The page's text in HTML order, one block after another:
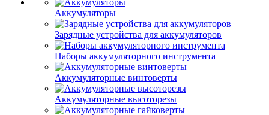
Аккумуляторы
Зарядные устройства для аккумуляторов
Наборы аккумуляторного инструмента
Аккумуляторные винтоверты
Аккумуляторные высоторезы